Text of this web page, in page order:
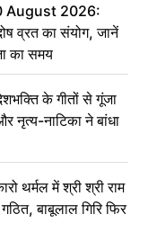
August 2026:
व्रत का संयोग, जानें
का समय
के गीतों से गूंजा
नृत्य-नाटिका ने बांधा
थर्मल में श्री श्री राम
बाबूलाल गिरि फिर